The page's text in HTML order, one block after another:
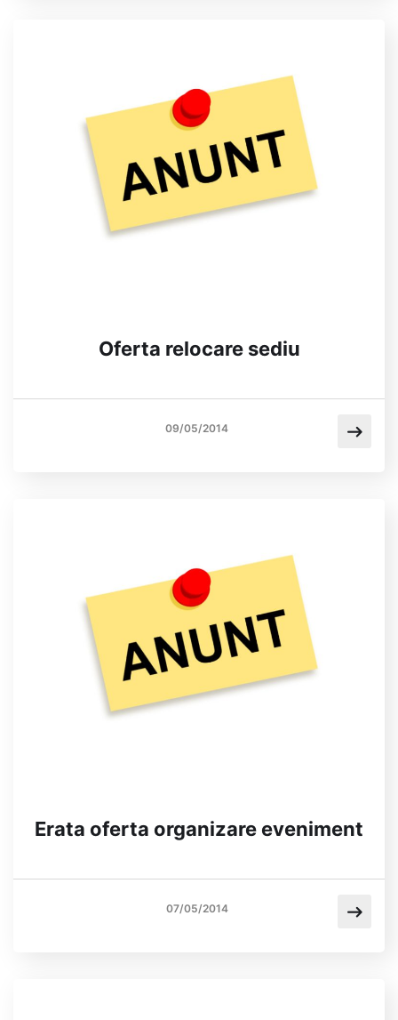
Oferta relocare sediu
09/05/2014
Erata oferta organizare eveniment
07/05/2014